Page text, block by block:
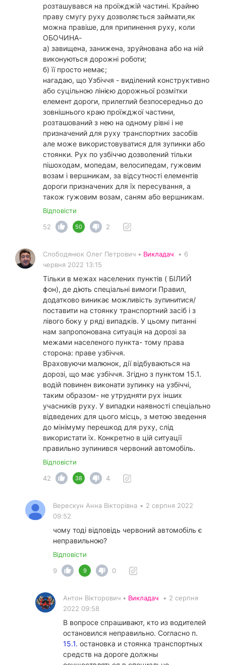
розташувався на проїжджій частині. Крайню
праву смугу руху дозволяється займати,як
можна правіше, для припинення руху, коли
ОБОЧИНА-
а) завищена, занижена, зруйнована або на ній
виконуються дорожні роботи;
б) її просто немає;
нагадаю, що Узбіччя - виділений конструктивно
або суцільною лінією дорожньої розмітки
елемент дороги, прилеглий безпосередньо до
зовнішнього краю проїжджої частини,
розташований з нею на одному рівні і не
призначений для руху транспортних засобів
але може використовуватися для зупинки або
стоянки. Рух по узбіччю дозволений тільки
пішоходам, мопедам, велосипедам, гужовим
возам і вершникам, за відсутності елементів
дороги призначених для їх пересування, а
також гужовим возам, саням або вершникам.
Відповісти
52
50 2
Слободянюк Олег Петрович • Викладач • 6
червня 2022 13:15
Тільки в межах населених пунктів ( БІЛИЙ
фон), де діють спеціальні вимоги Правил,
додатково виникає можливість зупинитися/
поставити на стоянку транспортний засіб і з
лівого боку у ряді випадків. У цьому питанні
нам запропонована ситуація на дорозі за
межами населеного пункта- тому права
сторона: праве узбіччя.
Враховуючи малюнок, дії відбуваються на
дорозі, що має узбіччя. Згідно з пунктом 15.1.
водій повинен виконати зупинку на узбіччі,
таким образом- не утрудняти рух інших
учасників руху. У випадки наявності спеціально
відведених для цього місць, з метою зведення
до мінімуму перешкод для руху, слід
використати їх. Конкретно в цій ситуації
правильно зупинився червоний автомобіль.
Відповісти
42
38 4
Верескун Анна Вікторівна • 2 серпня 2022
09:52
чому тоді відповідь червоний автомобіль є
неправильною?
Відповісти
9
9 0
Антон Вікторович • Викладач • 2 серпня
2022 09:58
В вопросе спрашивают, кто из водителей
остановился неправильно. Согласно п.
15.1. остановка и стоянка транспортных
средств на дороге должны